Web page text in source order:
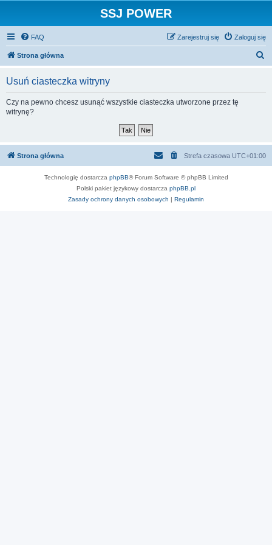
SSJ POWER
FAQ Zaloguj się
Zarejestruj się
Strona główna
Usuń ciasteczka witryny
Czy na pewno chcesz usunąć wszystkie ciasteczka utworzone przez tę
witrynę?
Strona główna Strefa czasowa UTC+01:00
Technologię dostarcza phpBB® Forum Software © phpBB Limited
Polski pakiet językowy dostarcza phpBB.pl
Zasady ochrony danych osobowych | Regulamin